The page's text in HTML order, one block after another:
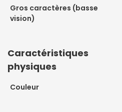
Gros caractères (basse
vision)
Caractéristiques
physiques
Couleur